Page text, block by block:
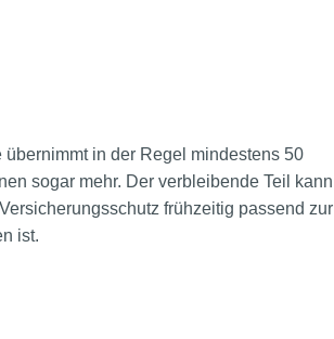
in der Regel mindestens 50
sogar mehr. Der verbleibende Teil kann
frühzeitig passend zur
ist.